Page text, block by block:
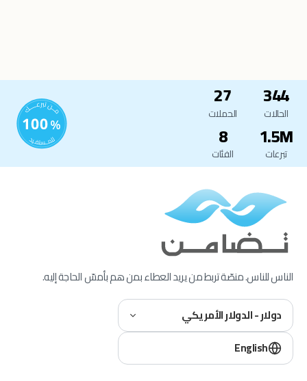
344
الحالات
27
الحملات
1.5M
تبرعات
8
الفئات
الناس للناس. منصّة تربط من يريد العطاء بمن هم بأمسّ الحاجة إليه.
دولار - الدولار الأمريكي
English